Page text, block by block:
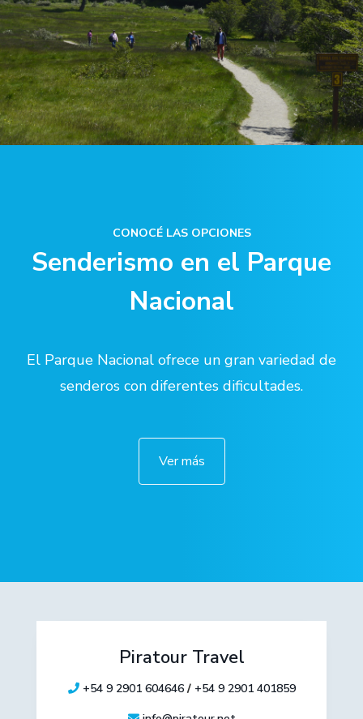
CONOCÉ LAS OPCIONES
Senderismo en el Parque
Nacional
El Parque Nacional ofrece un gran variedad de
senderos con diferentes dificultades.
Ver más
Piratour Travel
+54 9 2901 604646/ +54 9 2901 401859